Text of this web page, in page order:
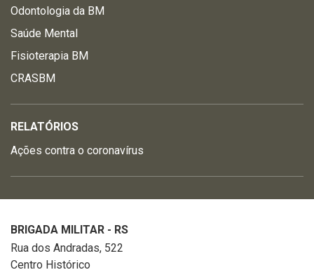
Odontologia da BM
Saúde Mental
Fisioterapia BM
CRASBM
RELATÓRIOS
Ações contra o coronavírus
BRIGADA MILITAR - RS
Rua dos Andradas, 522
Centro Histórico